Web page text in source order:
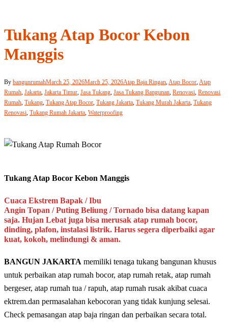
Tukang Atap Bocor Kebon
Manggis
By bangunrumahMarch 25, 2026March 25, 2026Atap Baja Ringan,Atap Bocor,Atap
Rumah, Jakarta, Jakarta Timur, Jasa Tukang, Jasa Tukang Bangunan, Renovasi, Renovasi
Rumah, Tukang, Tukang Atap Bocor, Tukang Jakarta, Tukang Murah Jakarta, Tukang
Renovasi, Tukang Rumah Jakarta, Waterproofing
Tukang Atap Bocor Kebon Manggis
Cuaca Ekstrem Bapak / Ibu
Angin Topan / Puting Beliung / Tornado bisa datang kapan
saja. Hujan Lebat juga bisa merusak atap rumah bocor,
dinding, plafon, instalasi listrik. Harus segera diperbaiki agar
kuat, kokoh, melindungi & aman.
BANGUN JAKARTA memiliki tenaga tukang bangunan khusus
untuk perbaikan atap rumah bocor, atap rumah retak, atap rumah
bergeser, atap rumah tua / rapuh, atap rumah rusak akibat cuaca
ektrem.dan permasalahan kebocoran yang tidak kunjung selesai.
Check pemasangan atap baja ringan dan perbaikan secara total.